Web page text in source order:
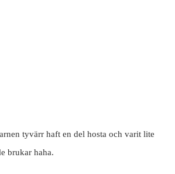
tyvärr haft en del hosta och varit lite
brukar haha.